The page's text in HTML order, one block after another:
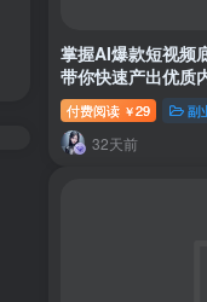
掌握AI爆款短视频
带你快速产出优质
付费阅读 ￥29 副
32天前